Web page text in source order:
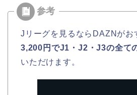
Jリーグを見るならDAZNがお
3,200円でJ1・J2・J3の全て
いただけます。